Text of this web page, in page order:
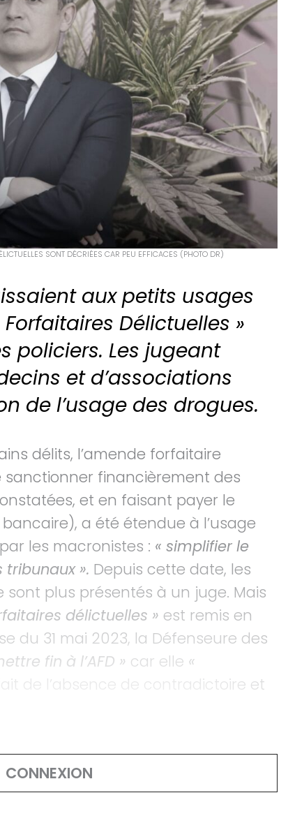
SONT DÉCRIÉES CAR PEU EFFICACES (PHOTO DR)
aux petits usages
Délictuelles »
policiers. Les jugeant
et d’associations
de l’usage des drogues.
délits, l’amende forfaitaire
financièrement des
et en faisant payer le
a été étendue à l’usage
les macronistes : « simplifier le
tribunaux ». Depuis cette date, les
plus présentés à un juge. Mais
délictuelles » est remis en
du 31 mai 2023, la Défenseure des
fin à l’AFD » car elle «
de l’absence de contradictoire et
CONNEXION